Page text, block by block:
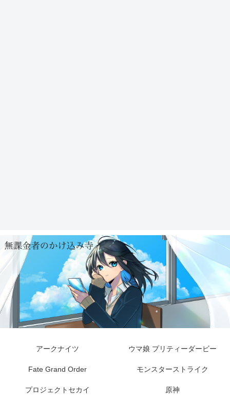
アークナイツ ウマ娘 プリティーダービー
Fate Grand Order モンスターストライク
プロジェクトセカイ 原神